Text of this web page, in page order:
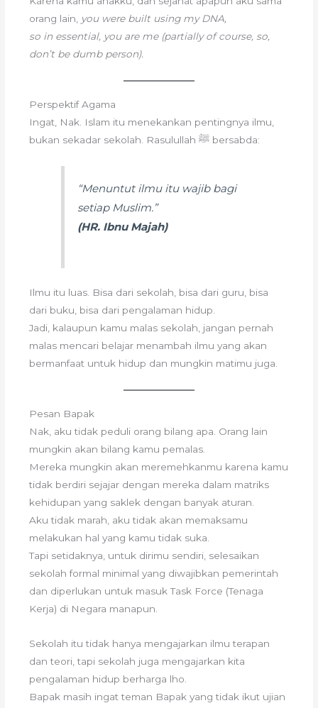
orang lain, you were built using my DNA,
so in essential, you are me (partially of course, so,
don’t be dumb person).
Perspektif Agama
Ingat, Nak. Islam itu menekankan pentingnya ilmu,
bukan sekadar sekolah. Rasulullah ﷺ bersabda:
“Menuntut ilmu itu wajib bagi
setiap Muslim.”
(HR. Ibnu Majah)
Ilmu itu luas. Bisa dari sekolah, bisa dari guru, bisa
dari buku, bisa dari pengalaman hidup.
Jadi, kalaupun kamu malas sekolah, jangan pernah
malas mencari belajar menambah ilmu yang akan
bermanfaat untuk hidup dan mungkin matimu juga.
Pesan Bapak
Nak, aku tidak peduli orang bilang apa. Orang lain
mungkin akan bilang kamu pemalas.
Mereka mungkin akan meremehkanmu karena kamu
tidak berdiri sejajar dengan mereka dalam matriks
kehidupan yang saklek dengan banyak aturan.
Aku tidak marah, aku tidak akan memaksamu
melakukan hal yang kamu tidak suka.
Tapi setidaknya, untuk dirimu sendiri, selesaikan
sekolah formal minimal yang diwajibkan pemerintah
dan diperlukan untuk masuk Task Force (Tenaga
Kerja) di Negara manapun.
Sekolah itu tidak hanya mengajarkan ilmu terapan
dan teori, tapi sekolah juga mengajarkan kita
pengalaman hidup berharga lho.
Bapak masih ingat teman Bapak yang tidak ikut ujian